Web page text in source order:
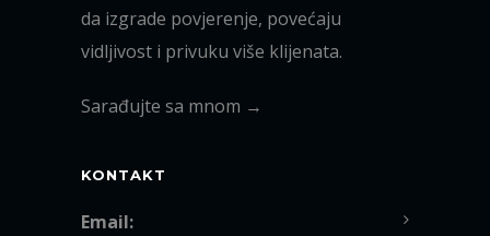
da izgrade povjerenje, povećaju
vidljivost i privuku više klijenata.
Sarađujte sa mnom →
KONTAKT
Email: